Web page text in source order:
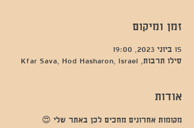
זמן ומיקום
15 ביוני 2023, 19:00
סילו תרבות, Kfar Sava, Hod Hasharon, Israel
אודות
מקומות אחרונים מחכים לכן באתר שלי 😍